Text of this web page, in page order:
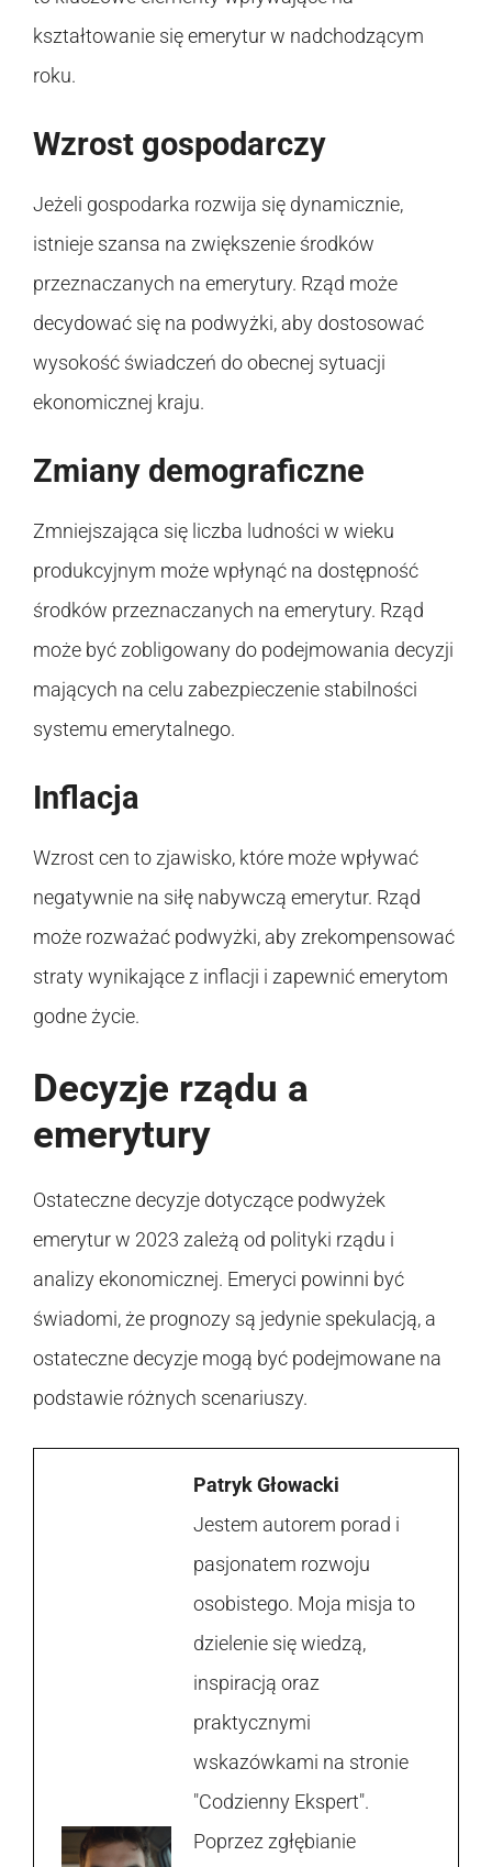
kształtowanie się emerytur w nadchodzącym
roku.
Wzrost gospodarczy
Jeżeli gospodarka rozwija się dynamicznie,
istnieje szansa na zwiększenie środków
przeznaczanych na emerytury. Rząd może
decydować się na podwyżki, aby dostosować
wysokość świadczeń do obecnej sytuacji
ekonomicznej kraju.
Zmiany demograficzne
Zmniejszająca się liczba ludności w wieku
produkcyjnym może wpłynąć na dostępność
środków przeznaczanych na emerytury. Rząd
może być zobligowany do podejmowania decyzji
mających na celu zabezpieczenie stabilności
systemu emerytalnego.
Inflacja
Wzrost cen to zjawisko, które może wpływać
negatywnie na siłę nabywczą emerytur. Rząd
może rozważać podwyżki, aby zrekompensować
straty wynikające z inflacji i zapewnić emerytom
godne życie.
Decyzje rządu a
emerytury
Ostateczne decyzje dotyczące podwyżek
emerytur w 2023 zależą od polityki rządu i
analizy ekonomicznej. Emeryci powinni być
świadomi, że prognozy są jedynie spekulacją, a
ostateczne decyzje mogą być podejmowane na
podstawie różnych scenariuszy.
Patryk Głowacki
Jestem autorem porad i
pasjonatem rozwoju
osobistego. Moja misja to
dzielenie się wiedzą,
inspiracją oraz
praktycznymi
wskazówkami na stronie
"Codzienny Ekspert".
Poprzez zgłębianie